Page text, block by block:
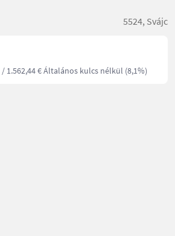
5524, Svájc
/ 1.562,44 € Általános kulcs nélkül (8,1%)